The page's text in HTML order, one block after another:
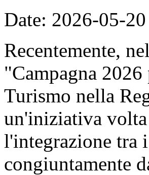
Date: 2026-05-20
Recentemente,
"Campagna
Turismo nella
un'iniziativa
l'integrazione tra
congiuntamente